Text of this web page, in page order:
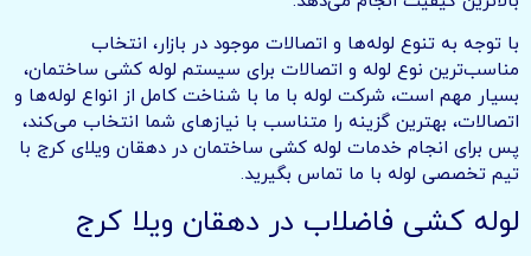
با توجه به تنوع لوله‌ها و اتصالات موجود در بازار، انتخاب
مناسب‌ترین نوع لوله و اتصالات برای سیستم لوله کشی ساختمان،
بسیار مهم است، شرکت لوله با ما با شناخت کامل از انواع لوله‌ها و
اتصالات، بهترین گزینه را متناسب با نیازهای شما انتخاب می‌کند،
پس برای انجام خدمات لوله کشی ساختمان در دهقان ویلای کرج با
تیم تخصصی لوله با ما تماس بگیرید.
لوله کشی فاضلاب در دهقان ویلا کرج